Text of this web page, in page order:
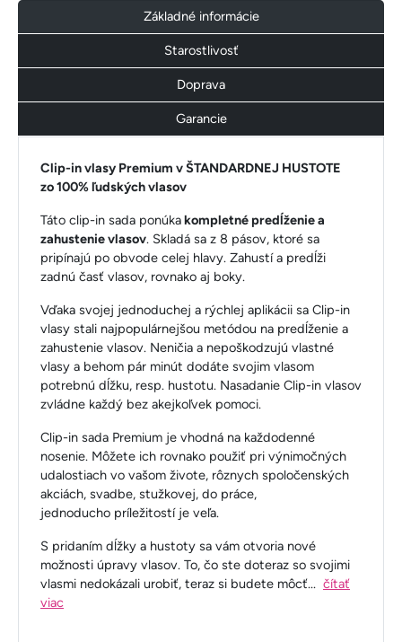
Základné informácie
Starostlivosť
Doprava
Garancie
Clip-in vlasy Premium v ŠTANDARDNEJ HUSTOTE
zo 100% ľudských vlasov
Táto clip-in sada ponúkakompletné predĺženie a
zahustenie vlasov. Skladá sa z 8 pásov, ktoré sa
pripínajú po obvode celej hlavy. Zahustí a predĺži
zadnú časť vlasov, rovnako aj boky.
Vďaka svojej jednoduchej a rýchlej aplikácii sa Clip-in
vlasy stali najpopulárnejšou metódou na predĺženie a
zahustenie vlasov. Neničia a nepoškodzujú vlastné
vlasy a behom pár minút dodáte svojim vlasom
potrebnú dĺžku, resp. hustotu. Nasadanie Clip-in vlasov
zvládne každý bez akejkoľvek pomoci.
Clip-in sada Premium je vhodná na každodenné
nosenie. Môžete ich rovnako použiť pri výnimočných
udalostiach vo vašom živote, rôznych spoločenských
akciách, svadbe, stužkovej, do práce,
jednoducho príležitostí je veľa.
S pridaním dĺžky a hustoty sa vám otvoria nové
možnosti úpravy vlasov. To, čo ste doteraz so svojimi
vlasmi nedokázali urobiť, teraz si budete môcť... čítať
viac